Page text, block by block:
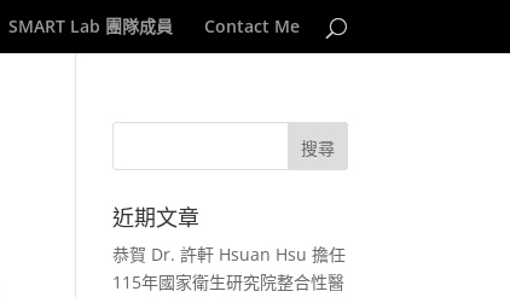
SMART Lab 團隊成員 Contact Me
近期文章
恭賀 Dr. 許軒 Hsuan Hsu 擔任
115年國家衛生研究院整合性醫